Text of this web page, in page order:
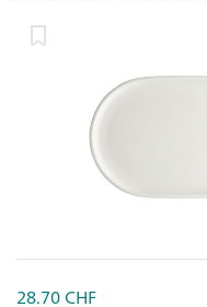
28.70CHF